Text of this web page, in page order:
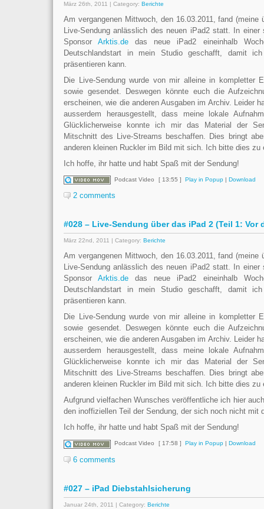
März 26th, 2011 | Category: Berichte
Am vergangenen Mittwoch, den 16.03.2011, fand (meine
Live-Sendung anlässlich des neuen iPad2 statt. In einer
SponsorArktis.de das neue iPad2 eineinhalb
Deutschlandstart in mein Studio geschafft, damit
präsentieren kann.
Die Live-Sendung wurde von mir alleine in kompletter
sowie gesendet. Deswegen könnte euch die
erscheinen, wie die anderen Ausgaben im Archiv. Leider
ausserdem herausgestellt, dass meine lokale
Glücklicherweise konnte ich mir das Material der
Mitschnitt des Live-Streams beschaffen. Dies bringt
anderen kleinen Ruckler im Bild mit sich. Ich bitte dies zu
Ich hoffe, ihr hatte und habt Spaß mit der Sendung!
Podcast Video [ 13:55 ] Play in Popup| Download
2 comments
#028 – Live-Sendung über das iPad 2 (Teil 1: Vor
März 22nd, 2011 | Category: Berichte
Am vergangenen Mittwoch, den 16.03.2011, fand (meine
Live-Sendung anlässlich des neuen iPad2 statt. In einer
SponsorArktis.de das neue iPad2 eineinhalb
Deutschlandstart in mein Studio geschafft, damit
präsentieren kann.
Die Live-Sendung wurde von mir alleine in kompletter
sowie gesendet. Deswegen könnte euch die
erscheinen, wie die anderen Ausgaben im Archiv. Leider
ausserdem herausgestellt, dass meine lokale
Glücklicherweise konnte ich mir das Material der
Mitschnitt des Live-Streams beschaffen. Dies bringt
anderen kleinen Ruckler im Bild mit sich. Ich bitte dies zu
Aufgrund vielfachen Wunsches veröffentliche ich hier
den inoffiziellen Teil der Sendung, der sich noch nicht mit
Ich hoffe, ihr hatte und habt Spaß mit der Sendung!
Podcast Video [ 17:58 ] Play in Popup| Download
6 comments
#027 – iPad Diebstahlsicherung
Januar 24th, 2011 | Category: Berichte